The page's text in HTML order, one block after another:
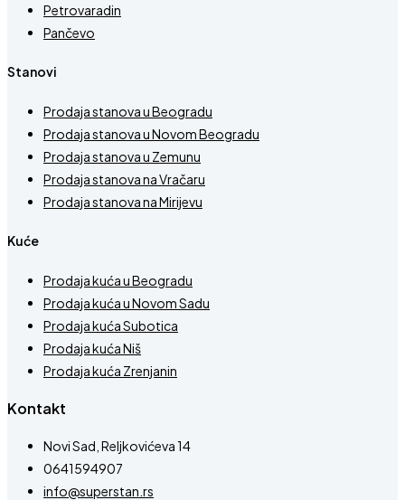
Petrovaradin
Pančevo
Stanovi
Prodaja stanova u Beogradu
Prodaja stanova u Novom Beogradu
Prodaja stanova u Zemunu
Prodaja stanova na Vračaru
Prodaja stanova na Mirijevu
Kuće
Prodaja kuća u Beogradu
Prodaja kuća u Novom Sadu
Prodaja kuća Subotica
Prodaja kuća Niš
Prodaja kuća Zrenjanin
Kontakt
Novi Sad, Reljkovićeva 14
0641594907
info@superstan.rs